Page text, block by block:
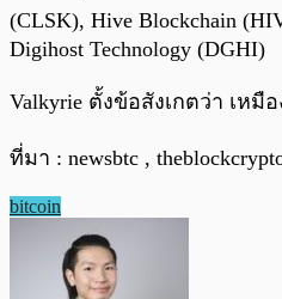
(CLSK), Hive Blockchain
Digihost Technology (DGHI)
Valkyrie ตั้งข้อสังเกตว่า เห
ที่มา : newsbtc ,
bitcoin